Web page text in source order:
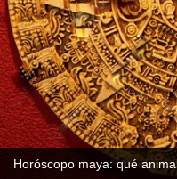
Horóscopo maya: qué